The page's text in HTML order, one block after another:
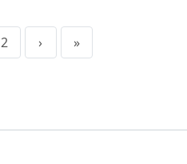
2 › »